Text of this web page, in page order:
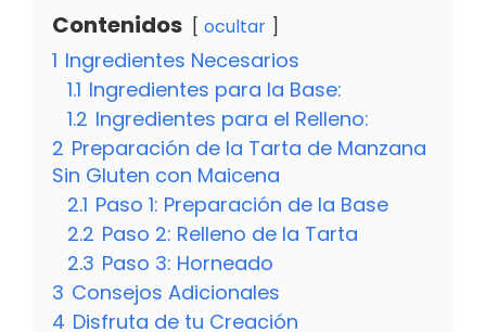
Contenidos ocultar
1 Ingredientes Necesarios
1.1 Ingredientes para la Base:
1.2 Ingredientes para el Relleno:
2 Preparación de la Tarta de Manzana
Sin Gluten con Maicena
2.1 Paso 1: Preparación de la Base
2.2 Paso 2: Relleno de la Tarta
2.3 Paso 3: Horneado
3 Consejos Adicionales
4 Disfruta de tu Creación